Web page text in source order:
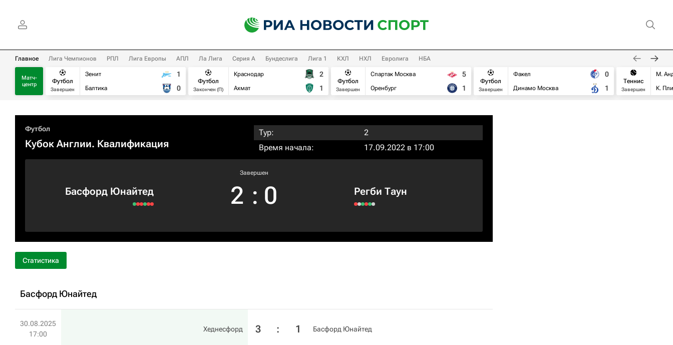
Главное Лига Чемпионов РПЛ Лига Европы АПЛ Ла Лига Серия А Бундеслига Лига 1 КХЛ НХЛ Евролига НБА
Матч-
центр
Футбол
Завершен
Зенит
Балтика
1
0
Футбол
Закончен (П)
Краснодар
Ахмат
2
1
Футбол
Завершен
Спартак Москва
Оренбург
5
1
Футбол
Завершен
Факел
Динамо Москва
0
1
Теннис
Завершен
М.
К.
Футбол
Кубок Англии. Квалификация
Тур:
2
Время начала:
17.09.2022 в 17:00
Басфорд Юнайтед
Завершен
2 : 0 Регби Таун
Статистика
Басфорд Юнайтед
30.08.2025
17:00
Хеднесфорд 3 : 1 Басфорд Юнайтед